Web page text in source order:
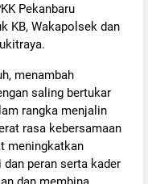
Pekanbaru
KB, Wakapolsek dan
menambah
saling bertukar
rangka menjalin
rasa kebersamaan
meningkatkan
peran serta kader